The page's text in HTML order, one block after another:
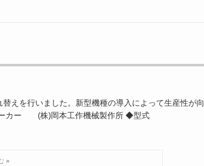
えを行いました。新型機種の導入によって生産性が向
◆メーカー (株)岡本工作機械製作所 ◆型式